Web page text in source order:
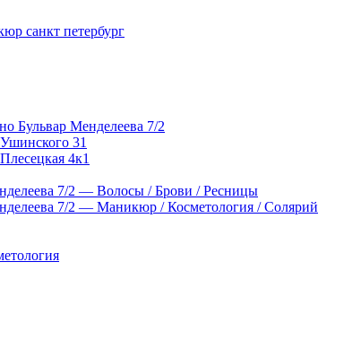
Бульвар Менделеева 7/2
31
4к1
7/2 — Волосы / Брови / Ресницы
7/2 — Маникюр / Косметология / Солярий